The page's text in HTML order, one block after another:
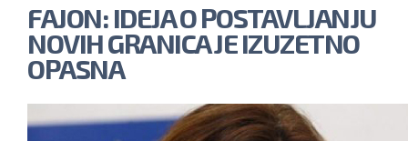
FAJON: IDEJA O POSTAVLJANJU
NOVIH GRANICA JE IZUZETNO
OPASNA